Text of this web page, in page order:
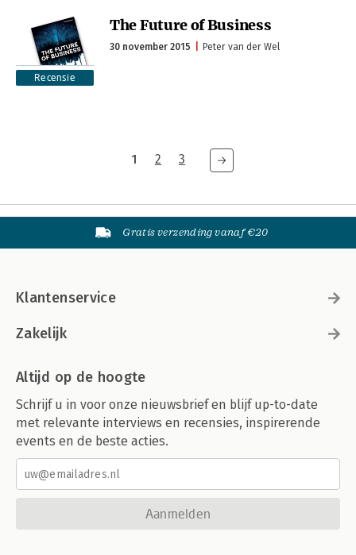
Recensie
The Future of Business
30 november 2015 Peter van der Wel
1 2 3
Gratis verzending vanaf €20
Klantenservice
Zakelijk
Altijd op de hoogte
Schrijf u in voor onze nieuwsbrief en blijf up-to-date
met relevante interviews en recensies, inspirerende
events en de beste acties.
Aanmelden